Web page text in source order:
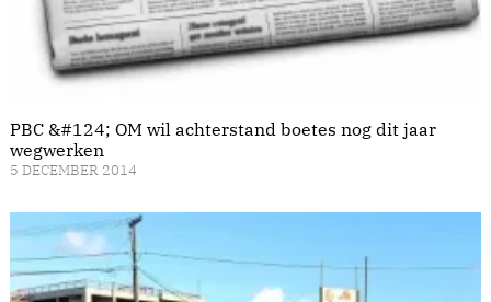
PBC &#124; OM wil achterstand boetes nog dit jaar
wegwerken
5 DECEMBER 2014